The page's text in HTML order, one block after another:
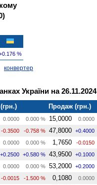
%
конвертер
України на 26.11.2024
Продаж (грн.)
0.0000 0.000 % 15,0000 0.0000
-0.3500 -0.758 % 47,8000 +0.4000
0.0000 0.000 % 1,7650 -0.0150
+0.2500 +0.580 % 43,9500 +0.1000
0.0000 0.000 % 53,2000 +0.2000
-0.0015 -1.500 % 0,1080 0.0000